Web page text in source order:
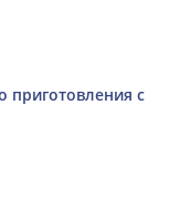
приготовления с